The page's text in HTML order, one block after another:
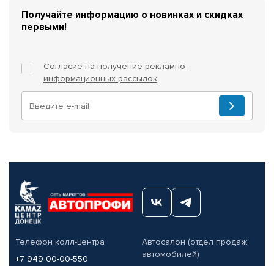
Получайте информацию о новинках и скидках
первыми!
Согласие на получение рекламно-
информационных рассылок
Телефон колл-центра
+7 949 00-00-550
Автосалон (отдел продаж
автомобилей)